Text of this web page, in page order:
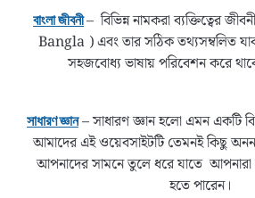
বাংলা জীবনী– বিভিন্ন নামকরা ব্যক্তিত্বের
Bangla ) এবং তার সঠিক তথ্যসম্বলিত
সহজবোধ্য ভাষায় পরিবেশন করে
সাধারণ জ্ঞান– সাধারণ জ্ঞান হলো এমন একটি
আমাদের এই ওয়েবসাইটটি তেমনই কিছু
আপনাদের সামনে তুলে ধরে যাতে
হতে পারেন।